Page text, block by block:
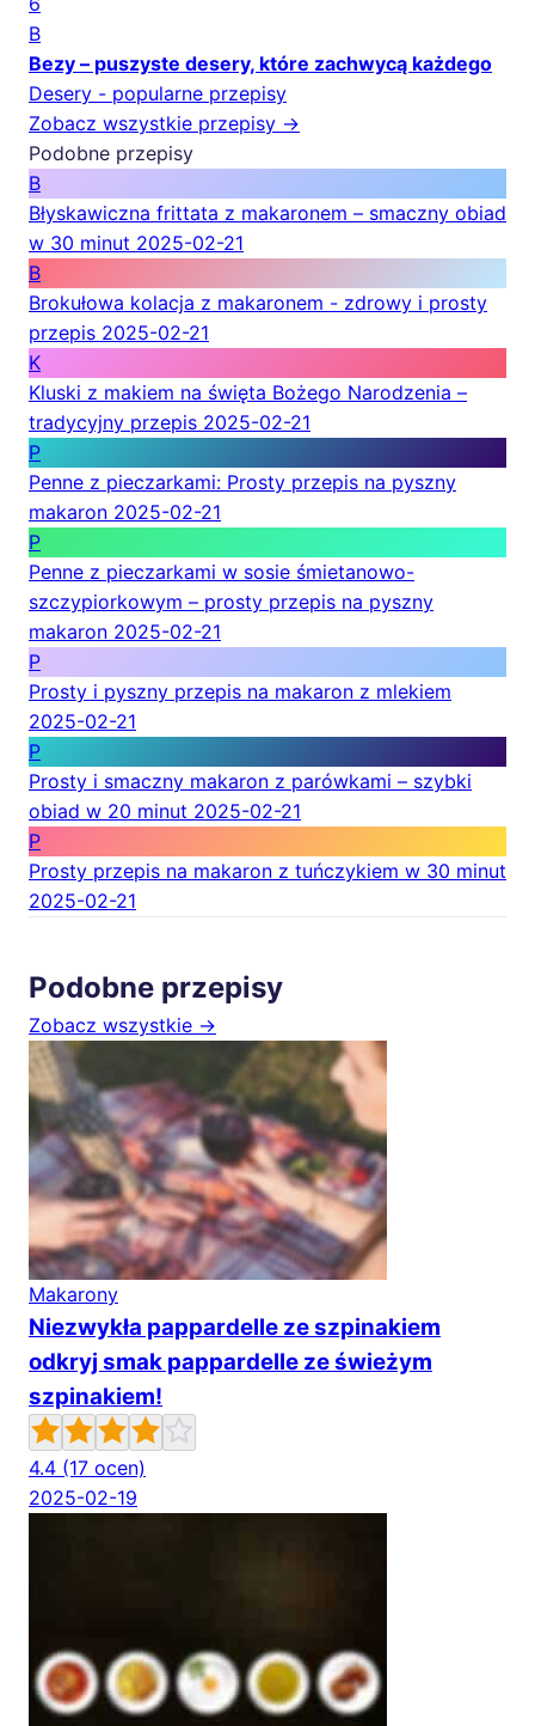
B
Bezy – puszyste desery, które zachwycą każdego
Desery - popularne przepisy
Zobacz wszystkie przepisy →
Podobne przepisy
B
Błyskawiczna frittata z makaronem – smaczny obiad
w 30 minut 2025-02-21
B
Brokułowa kolacja z makaronem - zdrowy i prosty
przepis 2025-02-21
K
Kluski z makiem na święta Bożego Narodzenia –
tradycyjny przepis 2025-02-21
P
Penne z pieczarkami: Prosty przepis na pyszny
makaron 2025-02-21
P
Penne z pieczarkami w sosie śmietanowo-
szczypiorkowym – prosty przepis na pyszny
makaron 2025-02-21
P
Prosty i pyszny przepis na makaron z mlekiem
2025-02-21
P
Prosty i smaczny makaron z parówkami – szybki
obiad w 20 minut 2025-02-21
P
Prosty przepis na makaron z tuńczykiem w 30 minut
2025-02-21
Podobne przepisy
Zobacz wszystkie →
Makarony
Niezwykła pappardelle ze szpinakiem
odkryj smak pappardelle ze świeżym
szpinakiem!
4.4 (17 ocen)
2025-02-19